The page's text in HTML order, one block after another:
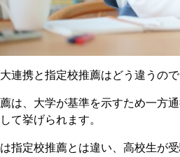
連携と指定校推薦はどう違うの
は、大学が基準を示すため一方
て挙げられます。
指定校推薦とは違い、高校生が